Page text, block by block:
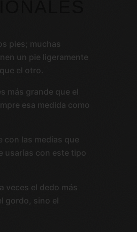
pies; muchas
un pie ligeramente
el otro.
más grande que el
esa medida como
con las medias que
usarías con este tipo
veces el dedo más
gordo, sino el